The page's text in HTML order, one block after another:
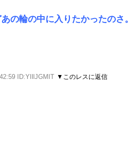
の輪の中に入りたかったのさ。
ID:YIllJGMIT ▼このレスに返信